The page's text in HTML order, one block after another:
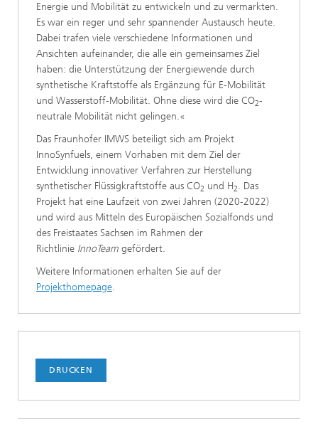
Energie und Mobilität zu entwickeln und zu vermarkten.
Es war ein reger und sehr spannender Austausch heute.
Dabei trafen viele verschiedene Informationen und
Ansichten aufeinander, die alle ein gemeinsames Ziel
haben: die Unterstützung der Energiewende durch
synthetische Kraftstoffe als Ergänzung für E-Mobilität
und Wasserstoff-Mobilität. Ohne diese wird die CO2-
neutrale Mobilität nicht gelingen.«
Das Fraunhofer IMWS beteiligt sich am Projekt
InnoSynfuels, einem Vorhaben mit dem Ziel der
Entwicklung innovativer Verfahren zur Herstellung
synthetischer Flüssigkraftstoffe aus CO2 und H2. Das
Projekt hat eine Laufzeit von zwei Jahren (2020-2022)
und wird aus Mitteln des Europäischen Sozialfonds und
des Freistaates Sachsen im Rahmen der
Richtlinie InnoTeam gefördert.
Weitere Informationen erhalten Sie auf der
Projekthomepage.
DRUCKEN